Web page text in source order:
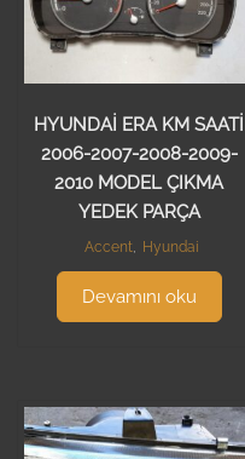
HYUNDAİ ERA KM SAATİ
2006-2007-2008-2009-
2010 MODEL ÇIKMA
YEDEK PARÇA
Accent Hyundai
Devamını oku